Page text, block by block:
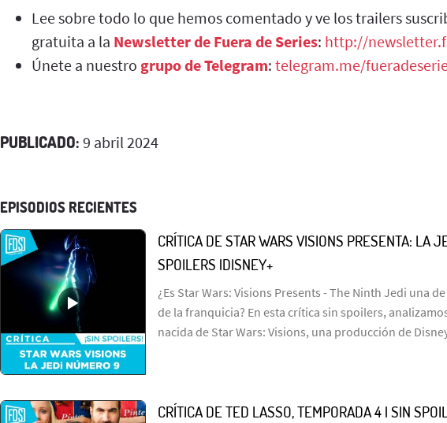
Lee sobre todo lo que hemos comentado y ve los trailers
gratuita a la Newsletter de Fuera de Series: http://
Únete a nuestro grupo de Telegram: telegram.me/
PUBLICADO: 9 abril 2024
EPISODIOS RECIENTES
CRÍTICA DE STAR WARS VISIONS PRESENTA: LA
SPOILERS |DISNEY+
¿Es Star Wars: Visions Presents - The Ninth Jedi una
de la franquicia? En esta crítica sin spoilers,
nacida de Star Wars: Visions, una producción de
CRÍTICA DE TED LASSO, TEMPORADA 4 | SIN